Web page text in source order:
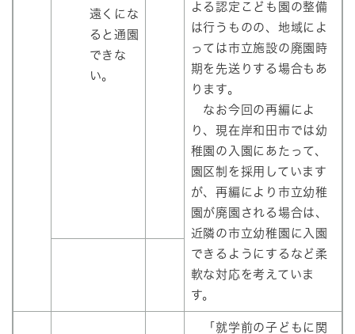
よる認定こども園の整備
は行うものの、地域によ
っては市立施設の廃園時
期を先送りする場合もあ
ります。
なお今回の再編によ
り、現在岸和田市では幼
稚園の入園にあたって、
園区制を採用しています
が、再編により市立幼稚
園が廃園される場合は、
近隣の市立幼稚園に入園
できるようにするなど柔
軟な対応を考えていま
す。
遠くにな
ると通園
できな
い。
「就学前の子どもに関